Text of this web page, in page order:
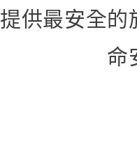
提供最安全的
命